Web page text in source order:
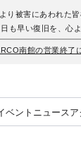
り被害にあわれた
も早い復旧を、心
南館の営業終了
ベント ニュース ア
ップ